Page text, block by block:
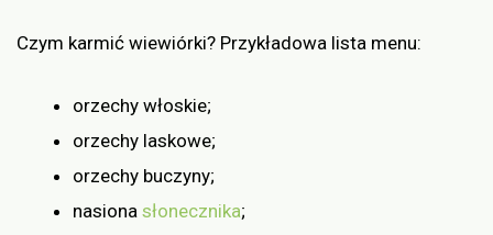
Czym karmić wiewiórki? Przykładowa lista menu:
orzechy włoskie;
orzechy laskowe;
orzechy buczyny;
nasiona słonecznika;